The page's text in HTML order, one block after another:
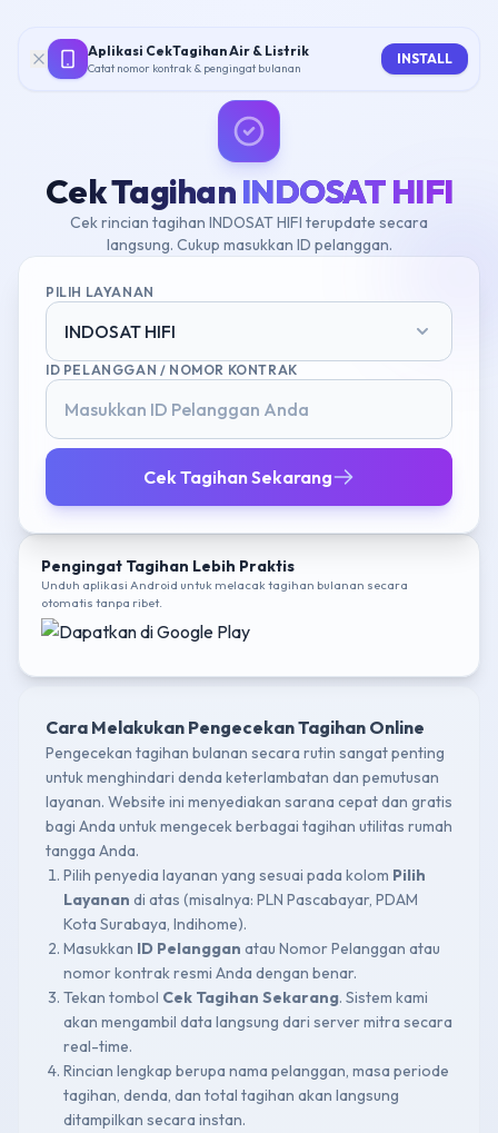
Aplikasi CekTagihan Air & Listrik
Catat nomor kontrak & pengingat bulanan
INSTALL
Cek TagihanINDOSAT HIFI
Cek rincian tagihan INDOSAT HIFI terupdate secara
langsung. Cukup masukkan ID pelanggan.
PILIH LAYANAN
INDOSAT HIFI
ID PELANGGAN / NOMOR KONTRAK
Cek Tagihan Sekarang
Pengingat Tagihan Lebih Praktis
Unduh aplikasi Android untuk melacak tagihan bulanan secara
otomatis tanpa ribet.
Cara Melakukan Pengecekan Tagihan Online
Pengecekan tagihan bulanan secara rutin sangat penting
untuk menghindari denda keterlambatan dan pemutusan
layanan. Website ini menyediakan sarana cepat dan gratis
bagi Anda untuk mengecek berbagai tagihan utilitas rumah
tangga Anda.
Pilih penyedia layanan yang sesuai pada kolom Pilih
Layanan di atas (misalnya: PLN Pascabayar, PDAM
Kota Surabaya, Indihome).
Masukkan ID Pelanggan atau Nomor Pelanggan atau
nomor kontrak resmi Anda dengan benar.
Tekan tombol Cek Tagihan Sekarang. Sistem kami
akan mengambil data langsung dari server mitra secara
real-time.
Rincian lengkap berupa nama pelanggan, masa periode
tagihan, denda, dan total tagihan akan langsung
ditampilkan secara instan.